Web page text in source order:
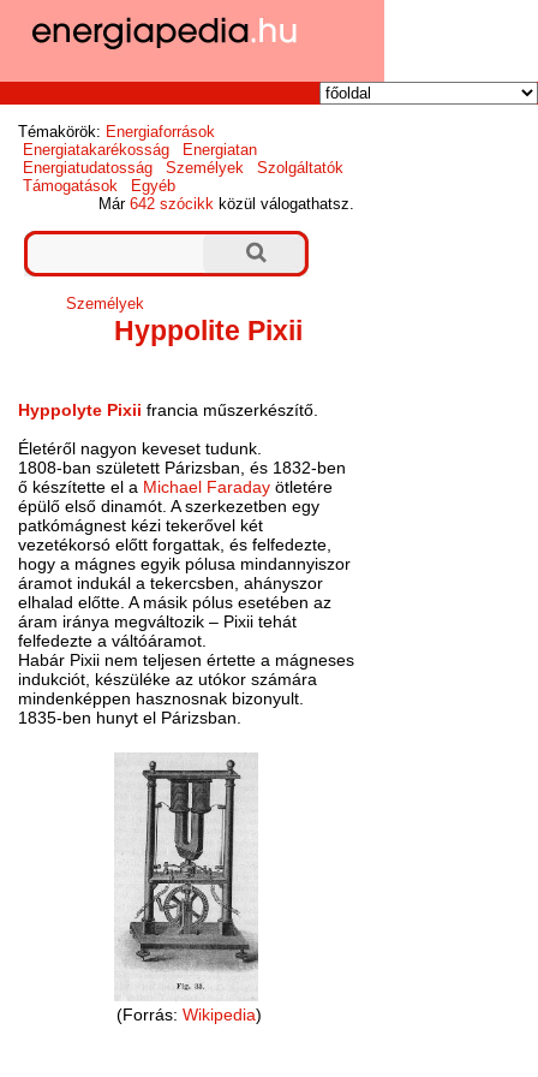
Témakörök: Energiaforrások
Energiatakarékosság
Energiatan
Energiatudatosság
Személyek
Szolgáltatók
Támogatások
Egyéb
Már642 szócikk közül válogathatsz.
Személyek
Hyppolite Pixii
Hyppolyte Pixii francia műszerkészítő.
Életéről nagyon keveset tudunk.
1808-ban született Párizsban, és 1832-ben
ő készítette el a Michael Faraday ötletére
épülő első dinamót. A szerkezetben egy
patkómágnest kézi tekerővel két
vezetékorsó előtt forgattak, és felfedezte,
hogy a mágnes egyik pólusa mindannyiszor
áramot indukál a tekercsben, ahányszor
elhalad előtte. A másik pólus esetében az
áram iránya megváltozik – Pixii tehát
felfedezte a váltóáramot.
Habár Pixii nem teljesen értette a mágneses
indukciót, készüléke az utókor számára
mindenképpen hasznosnak bizonyult.
1835-ben hunyt el Párizsban.
(Forrás:Wikipedia)